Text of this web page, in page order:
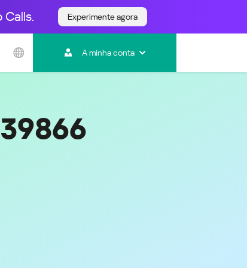
Calls. Experimente agora
A minha conta
Ásia e Pacífico
Australia
India
Malaysia - Bahasa Melayu
New Zealand